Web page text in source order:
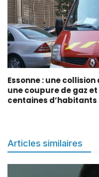
Essonne : une
une coupure de gaz
centaines d’habitants
Articles similaires